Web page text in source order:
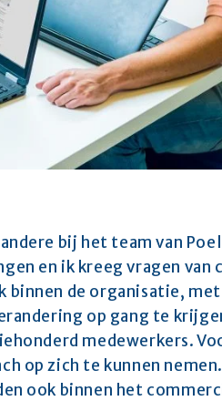
bij het team van
en ik kreeg vragen van
de organisatie, met
op gang te
medewerkers.
op zich te kunnen
ook binnen het